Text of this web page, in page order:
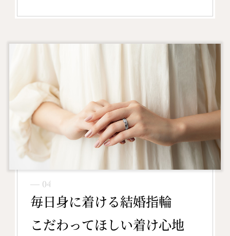
― 04
毎日身に着ける結婚指輪
こだわってほしい着け心地